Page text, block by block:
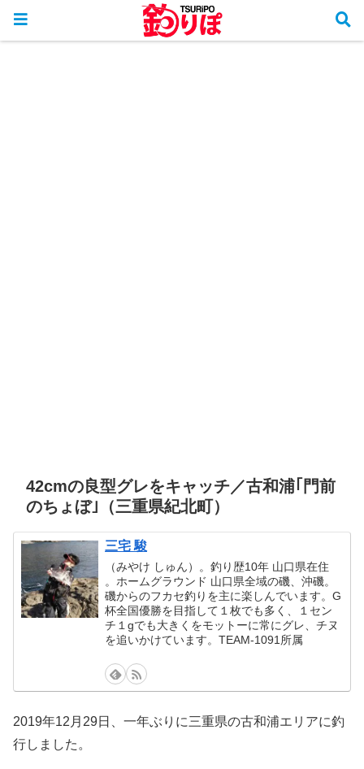
ホーム 釣行リポート
42cmの良型グレをキャッチ／古和浦｢門前
のちょぼ｣（三重県紀北町）
三宅 駿
（みやけ しゅん）。釣り歴10年 山口県在住
。ホームグラウンド 山口県全域の磯、沖磯。
磯からのフカセ釣りを主に楽しんでいます。G
杯全国優勝を目指して１枚でも多く、１セン
チ１gでも大きくをモットーに常にグレ、チヌ
を追いかけています。TEAM-1091所属
2019年12月29日、一年ぶりに三重県の古和浦エリアに釣
行しました。